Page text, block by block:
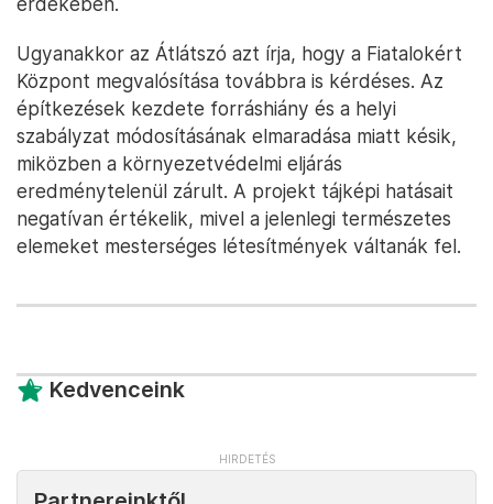
Ugyanakkor az Átlátszó azt írja, hogy a Fiatalokért
Központ megvalósítása továbbra is kérdéses. Az
építkezések kezdete forráshiány és a helyi
szabályzat módosításának elmaradása miatt késik,
miközben a környezetvédelmi eljárás
eredménytelenül zárult. A projekt tájképi hatásait
negatívan értékelik, mivel a jelenlegi természetes
elemeket mesterséges létesítmények váltanák fel.
Kedvenceink